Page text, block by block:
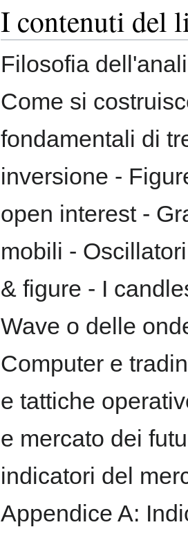
I contenuti del
Filosofia
Come si
fondamentali di
inversione -
open interest -
mobili -
& figure - I
Wave o delle
Computer e
e tattiche
e mercato dei
indicatori del
Appendice A: